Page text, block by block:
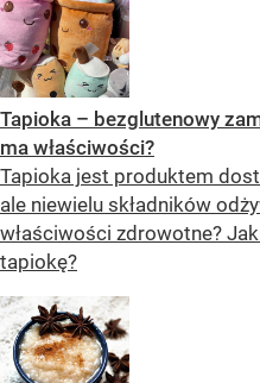
Tapioka – bezglutenowy
ma właściwości?
Tapioka jest produktem
ale niewielu składników
właściwości zdrowotne?
tapiokę?